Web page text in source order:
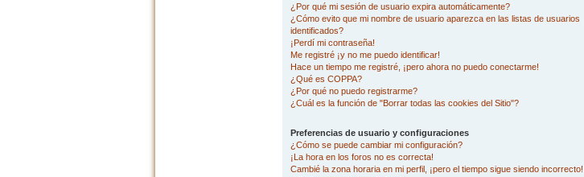
¿Por qué mi sesión de usuario expira automáticamente?
¿Cómo evito que mi nombre de usuario aparezca en las listas de usuarios
identificados?
¡Perdí mi contraseña!
Me registré ¡y no me puedo identificar!
Hace un tiempo me registré, ¡pero ahora no puedo conectarme!
¿Qué es COPPA?
¿Por qué no puedo registrarme?
¿Cuál es la función de "Borrar todas las cookies del Sitio"?
Preferencias de usuario y configuraciones
¿Cómo se puede cambiar mi configuración?
¡La hora en los foros no es correcta!
Cambié la zona horaria en mi perfil, ¡pero el tiempo sigue siendo incorrecto!